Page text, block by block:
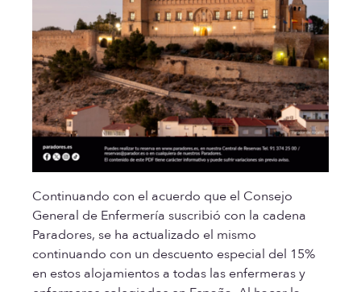
Continuando con el acuerdo que el Consejo
General de Enfermería suscribió con la cadena
Paradores, se ha actualizado el mismo
continuando con un descuento especial del 15%
en estos alojamientos a todas las enfermeras y